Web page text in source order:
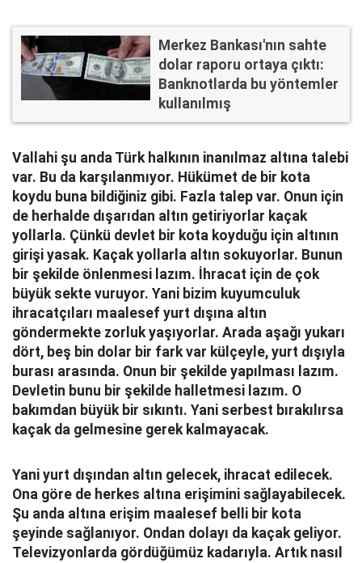
Merkez Bankası'nın sahte
dolar raporu ortaya çıktı:
Banknotlarda bu yöntemler
kullanılmış
Vallahi şu anda Türk halkının inanılmaz altına talebi
var. Bu da karşılanmıyor. Hükümet de bir kota
koydu buna bildiğiniz gibi. Fazla talep var. Onun için
de herhalde dışarıdan altın getiriyorlar kaçak
yollarla. Çünkü devlet bir kota koyduğu için altının
girişi yasak. Kaçak yollarla altın sokuyorlar. Bunun
bir şekilde önlenmesi lazım. İhracat için de çok
büyük sekte vuruyor. Yani bizim kuyumculuk
ihracatçıları maalesef yurt dışına altın
göndermekte zorluk yaşıyorlar. Arada aşağı yukarı
dört, beş bin dolar bir fark var külçeyle, yurt dışıyla
burası arasında. Onun bir şekilde yapılması lazım.
Devletin bunu bir şekilde halletmesi lazım. O
bakımdan büyük bir sıkıntı. Yani serbest bırakılırsa
kaçak da gelmesine gerek kalmayacak.
Yani yurt dışından altın gelecek, ihracat edilecek.
Ona göre de herkes altına erişimini sağlayabilecek.
Şu anda altına erişim maalesef belli bir kota
şeyinde sağlanıyor. Ondan dolayı da kaçak geliyor.
Televizyonlarda gördüğümüz kadarıyla. Artık nasıl